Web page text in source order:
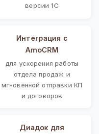
версии 1С
Интеграция с
AmoCRM
для ускорения работы
отдела продаж и
мгновенной отправки КП
и договоров
Диадок для